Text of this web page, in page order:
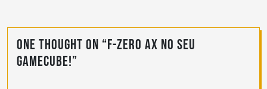
One thought on “F-Zero AX no seu
Gamecube!”